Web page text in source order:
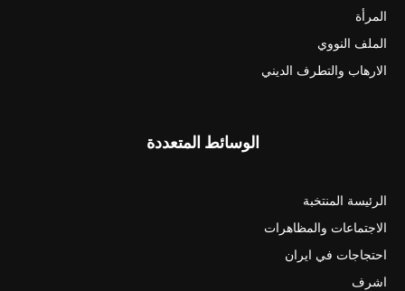
المرأة
الملف النووي
الارهاب والتطرف الديني
الوسائط المتعددة
الرئيسة المنتخبة
الاجتماعات والمظاهرات
احتجاجات في ايران
اشرف